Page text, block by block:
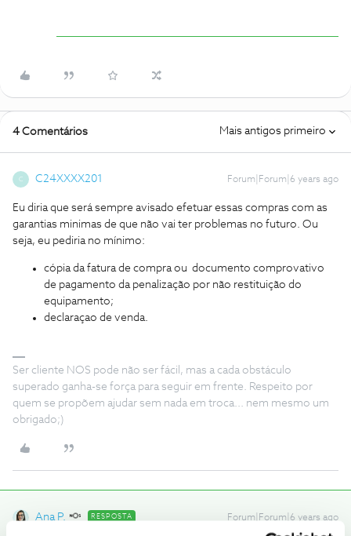
4 Comentários Mais antigos primeiro
C C24XXXX201 Forum|Forum|6 years ago
Eu diria que será sempre avisado efetuar essas compras com as
garantias minimas de que não vai ter problemas no futuro. Ou
seja, eu pediria no mínimo:
cópia da fatura de compra ou documento comprovativo
de pagamento da penalização por não restituição do
equipamento;
declaraçao de venda.
Ser cliente NOS pode não ser fácil, mas a cada obstáculo
superado ganha-se força para seguir em frente. Respeito por
quem se propõem ajudar sem nada em troca... nem mesmo um
obrigado;)
Ana P. RESPOSTA Forum|Forum|6 years ago